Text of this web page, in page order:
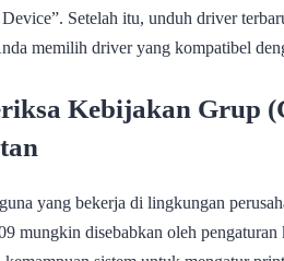
Setelah itu, unduh driver
memilih driver yang kompatibel
Kebijakan Grup
yang bekerja di lingkungan
mungkin disebabkan oleh